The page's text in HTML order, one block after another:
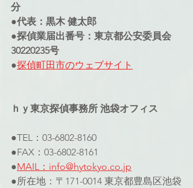
分
●代表：黒木 健太郎
●探偵業届出番号：東京都公安委員会
30220235号
●探偵町田市のウェブサイト
ｈｙ東京探偵事務所 池袋オフィス
●TEL：03-6802-8160
●FAX：03-6802-8161
●MAIL：info@hytokyo.co.jp
●所在地：〒171-0014 東京都豊島区池袋